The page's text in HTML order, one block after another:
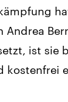
ist sie